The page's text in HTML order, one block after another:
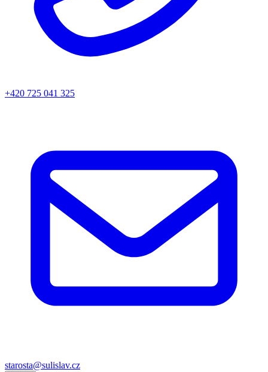
+420 725 041 325
starosta@sulislav.cz